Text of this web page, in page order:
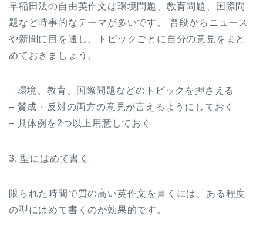
早稲田法の自由英作文は環境問題、教育問題、国際問
題など時事的なテーマが多いです。 普段からニュース
や新聞に目を通し、トピックごとに自分の意見をまと
めておきましょう。
– 環境、教育、国際問題などのトピックを押さえる
– 賛成・反対の両方の意見が言えるようにしておく
– 具体例を2つ以上用意しておく
3. 型にはめて書く
限られた時間で質の高い英作文を書くには、ある程度
の型にはめて書くのが効果的です。